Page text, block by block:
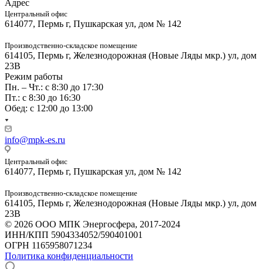
Адрес
Центральный офис
614077, Пермь г, Пушкарская ул, дом № 142
Производственно-складское помещение
614105, Пермь г, Железнодорожная (Новые Ляды мкр.) ул, дом
23В
Режим работы
Пн. – Чт.: с 8:30 до 17:30
Пт.: с 8:30 до 16:30
Обед: с 12:00 до 13:00
info@mpk-es.ru
Центральный офис
614077, Пермь г, Пушкарская ул, дом № 142
Производственно-складское помещение
614105, Пермь г, Железнодорожная (Новые Ляды мкр.) ул, дом
23В
© 2026 ООО МПК Энергосфера, 2017-2024
ИНН/КПП 5904334052/590401001
ОГРН 1165958071234
Политика конфиденциальности